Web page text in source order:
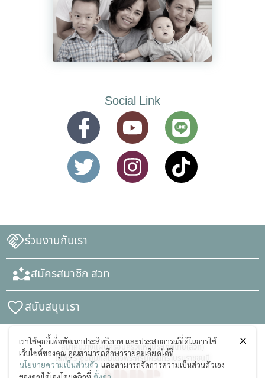
Social Link
ร่วมงานกับเรา
สมัครสมาชิก สวท
สนับสนุนเรา
สมาคมวางแผนครอบครัวแห่งประเทศไทย(สวท)
ในพระราชูปถัมภ์สมเด็จพระศรีนครินทราบรมราชชนนี
เราใช้คุกกี้เพื่อพัฒนาประสิทธิภาพ และประสบการณ์ที่ดีในการใช้
เว็บไซต์ของคุณ คุณสามารถศึกษารายละเอียดได้ที่
นโยบายความเป็นส่วนตัว และสามารถจัดการความเป็นส่วนตัวเอง